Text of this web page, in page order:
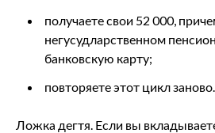
получаете свои 52 000,
негусудларственном
банковскую карту;
повторяете этот цикл заново.
Ложка дегтя. Если вы